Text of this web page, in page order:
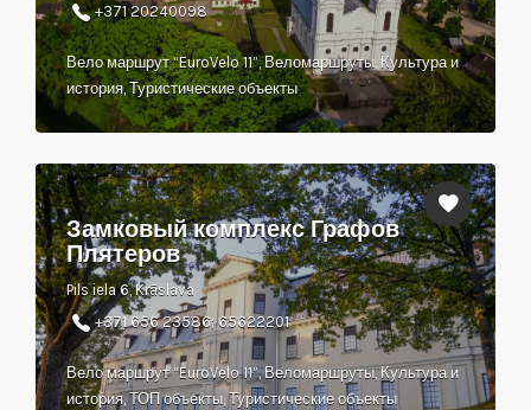
+371 20240098
Вело маршрут “EuroVelo 11”, Веломаршруты, Культура и
история, Туристические объекты
Замковый комплекс Графов
Плятеров
Pils iela 6, Krāslava
+371 656 23586; 65622201
Вело маршрут “EuroVelo 11”, Веломаршруты, Культура и
история, ТОП объекты, Туристические объекты